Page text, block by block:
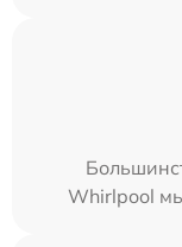
Whirlpool